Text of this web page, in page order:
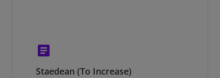
article
Staedean (To Increase)